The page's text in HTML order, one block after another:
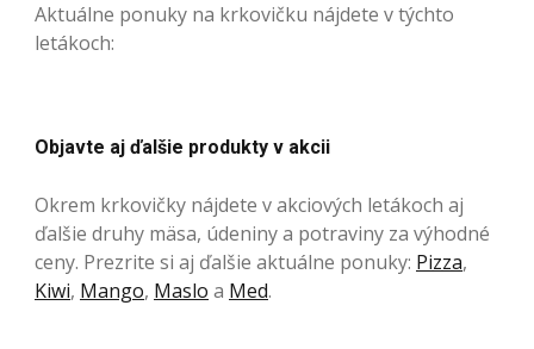
Aktuálne ponuky na krkovičku nájdete v týchto
letákoch:
Objavte aj ďalšie produkty v akcii
Okrem krkovičky nájdete v akciových letákoch aj
ďalšie druhy mäsa, údeniny a potraviny za výhodné
ceny. Prezrite si aj ďalšie aktuálne ponuky: Pizza,
Kiwi, Mango, Maslo a Med.